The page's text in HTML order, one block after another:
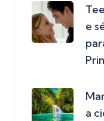
e
a